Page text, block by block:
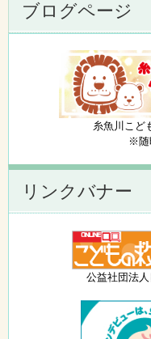
ブログページ
糸魚川こど
※随
リンクバナー
公益社団法